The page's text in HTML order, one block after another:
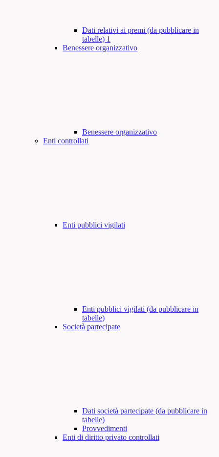
Dati relativi ai premi (da pubblicare in
tabelle) 1
Benessere organizzativo
Benessere organizzativo
Enti controllati
Enti pubblici vigilati
Enti pubblici vigilati (da pubblicare in
tabelle)
Società partecipate
Dati società partecipate (da pubblicare in
tabelle)
Provvedimenti
Enti di diritto privato controllati